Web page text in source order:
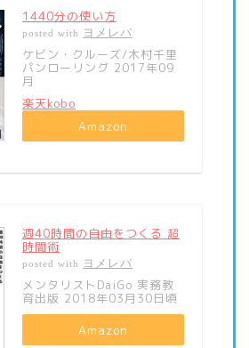
1440分の使い方
posted with ヨメレバ
ケビン・クルーズ/木村千里
パンローリング 2017年09
月
楽天kobo
Amazon
週40時間の自由をつくる 超
時間術
posted with ヨメレバ
メンタリストDaiGo 実務教
育出版 2018年03月30日頃
Amazon
ホーム